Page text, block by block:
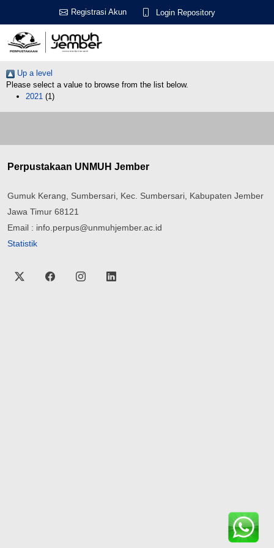
Registrasi Akun Login Repository
Up a level
Please select a value to browse from the list below.
2021 (1)
Perpustakaan UNMUH Jember
Gumuk Kerang, Sumbersari, Kec. Sumbersari, Kabupaten Jember
Jawa Timur 68121
Email : info.perpus@unmuhjember.ac.id
Statistik